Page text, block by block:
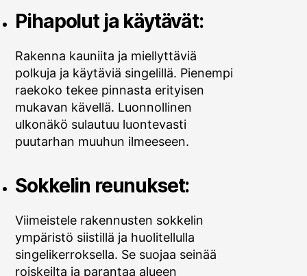
Pihapolut ja käytävät:
Rakenna kauniita ja miellyttäviä
polkuja ja käytäviä singelillä. Pienempi
raekoko tekee pinnasta erityisen
mukavan kävellä. Luonnollinen
ulkonäkö sulautuu luontevasti
puutarhan muuhun ilmeeseen.
Sokkelin reunukset:
Viimeistele rakennusten sokkelin
ympäristö siistillä ja huolitellulla
singelikerroksella. Se suojaa seinää
roiskeilta ja parantaa alueen